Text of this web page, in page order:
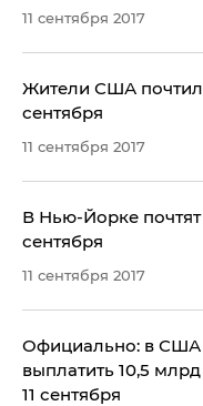
11 сентября 2017
Жители США
сентября
11 сентября 2017
​В Нью-Йорке почтят
сентября
11 сентября 2017
Официально: в США
выплатить 10,5
11 сентября